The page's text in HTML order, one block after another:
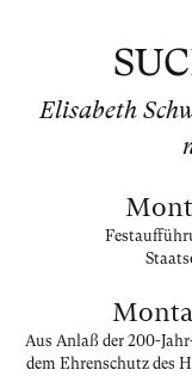
Elisabeth
Aus Anlaß der 200-
dem Ehrenschutz des